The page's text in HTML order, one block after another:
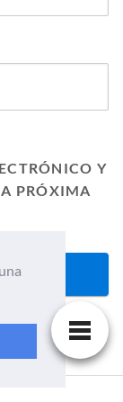
Y
PRÓXIMA